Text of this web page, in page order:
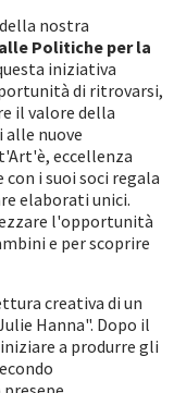
nostra
Politiche per la
iniziativa
di ritrovarsi,
il valore della
nuove
eccellenza
i suoi soci regala
elaborati unici.
l'opportunità
e per scoprire
creativa di un
Hanna". Dopo il
a produrre gli